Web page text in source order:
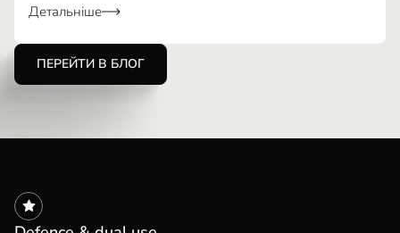
Детальніше
ПЕРЕЙТИ В БЛОГ